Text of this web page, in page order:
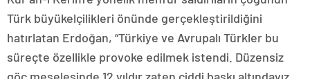
Türk büyükelçilikleri önünde gerçekleştirildiğini
hatırlatan Erdoğan, “Türkiye ve Avrupalı Türkler bu
süreçte özellikle provoke edilmek istendi. Düzensiz